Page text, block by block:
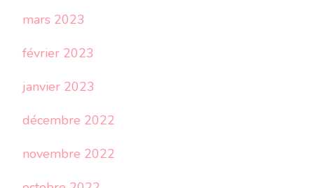
mars 2023
février 2023
janvier 2023
décembre 2022
novembre 2022